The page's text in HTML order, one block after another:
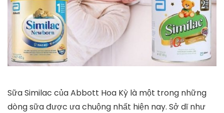
Sữa Similac của Abbott Hoa Kỳ là một trong những
dòng sữa được ưa chuộng nhất hiện nay. Sở dĩ như